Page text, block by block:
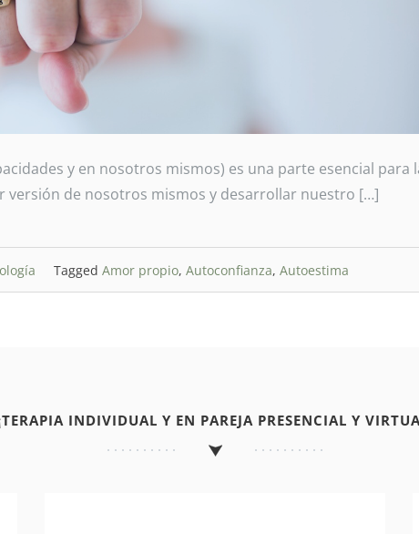
y en nosotros mismos) es una parte esencial para
versión de nosotros mismos y desarrollar nuestro […]
Tagged Amor propio, Autoconfianza, Autoestima
INDIVIDUAL Y EN PAREJA PRESENCIAL Y